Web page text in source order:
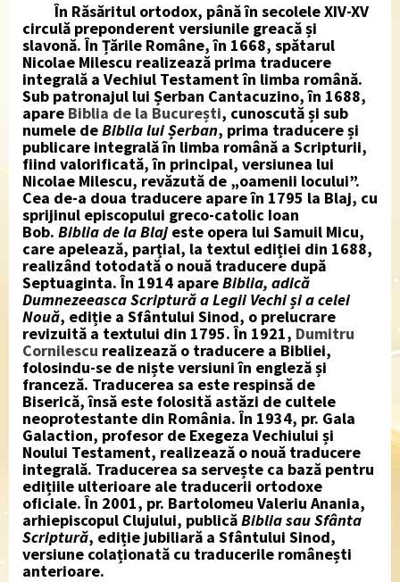
În Răsăritul ortodox, până în secolele XIV-XV
circulă preponderent versiunile greacă și
slavonă. În Țările Române,în 1668, spătarul
Nicolae Milescu realizează prima traducere
integrală a Vechiul Testament în limba română.
Sub patronajul lui Șerban Cantacuzino, în 1688,
apare Biblia de la București, cunoscută și sub
numele deBiblia lui Șerban, prima traducere și
publicare integrală în limba română a Scripturii,
fiind valorificată, în principal, versiunea lui
Nicolae Milescu, revăzută de „oamenii locului”.
Cea de-a doua traducere apareîn 1795 la Blaj, cu
sprijinul episcopului greco-catolic Ioan
Bob. Biblia de la Blajeste opera lui Samuil Micu,
care apelează, parțial, la textul ediției din 1688,
realizând totodată o nouă traducere după
Septuaginta. În 1914 apareBiblia, adică
Dumnezeeasca Scriptură a Legii Vechi și a celei
Nouă, ediție a Sfântului Sinod, o prelucrare
revizuită a textului din 1795.În 1921, Dumitru
Cornilescu realizează o traducere a Bibliei,
folosindu-se de niște versiuni în engleză și
franceză. Traducerea sa este respinsă de
Biserică, însă este folosită astăzi de cultele
neoprotestante din România. În 1934, pr. Gala
Galaction, profesor de Exegeza Vechiului și
Noului Testament, realizează o nouă traducere
integrală. Traducerea sa servește ca bază pentru
edițiile ulterioare ale traducerii ortodoxe
oficiale.În 2001, pr. Bartolomeu Valeriu Anania,
arhiepiscopul Clujului, publicăBiblia sau Sfânta
Scriptură, ediție jubiliară a Sfântului Sinod,
versiune colaționată cu traducerile românești
anterioare.